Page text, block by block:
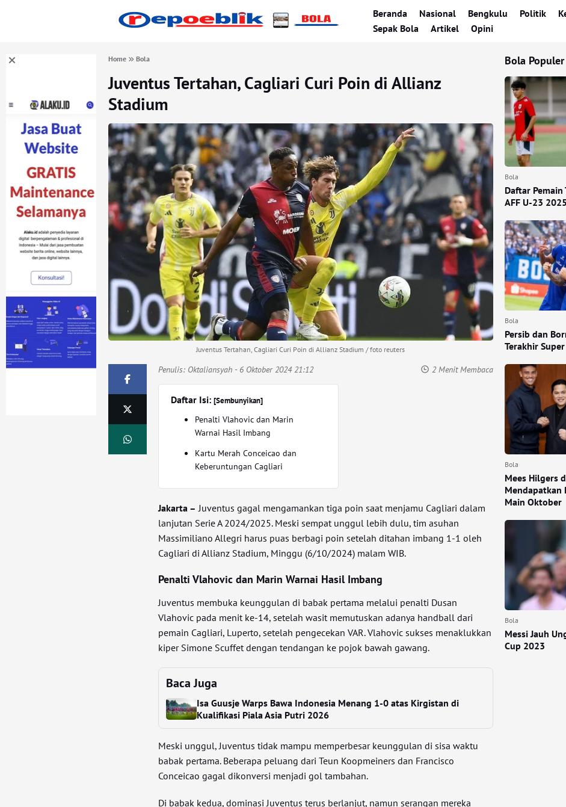
Beranda Nasional Bengkulu Politik
Sepak Bola
Artikel Opini
Home Bola
Juventus Tertahan, Cagliari Curi Poin di Allianz
Stadium
Juventus Tertahan, Cagliari Curi Poin di Allianz Stadium / foto reuters
Penulis: Oktaliansyah - 6 Oktober 2024 21:12 2 Menit Membaca
Daftar Isi:[Sembunyikan]
Penalti Vlahovic dan Marin
Warnai Hasil Imbang
Kartu Merah Conceicao dan
Keberuntungan Cagliari
Jakarta – Juventus gagal mengamankan tiga poin saat menjamu Cagliari dalam
lanjutan Serie A 2024/2025. Meski sempat unggul lebih dulu, tim asuhan
Massimiliano Allegri harus puas berbagi poin setelah ditahan imbang 1-1 oleh
Cagliari di Allianz Stadium, Minggu (6/10/2024) malam WIB.
Penalti Vlahovic dan Marin Warnai Hasil Imbang
Juventus membuka keunggulan di babak pertama melalui penalti Dusan
Vlahovic pada menit ke-14, setelah wasit memutuskan adanya handball dari
pemain Cagliari, Luperto, setelah pengecekan VAR. Vlahovic sukses menaklukkan
kiper Simone Scuffet dengan tendangan ke pojok bawah gawang.
Baca Juga
Isa Guusje Warps Bawa Indonesia Menang 1-0 atas Kirgistan di
Kualifikasi Piala Asia Putri 2026
Meski unggul, Juventus tidak mampu memperbesar keunggulan di sisa waktu
babak pertama. Beberapa peluang dari Teun Koopmeiners dan Francisco
Conceicao gagal dikonversi menjadi gol tambahan.
Di babak kedua, dominasi Juventus terus berlanjut, namun serangan mereka
Bola Populer
Bola
Daftar
AFF U-23
Bola
Persib dan
Terakhir
Bola
Mees Hilgers
Mendapatkan
Main Oktober
Bola
Messi Jauh
Cup 2023